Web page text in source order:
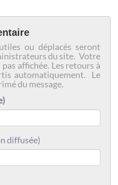
ou déplacés seront
du site. Votre
affichée. Les retours à
automatiquement. Le
du message.
diffusée)